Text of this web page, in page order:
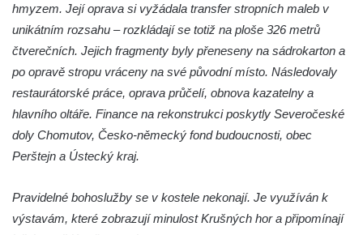
Křížová cesta Římov – XVI. kaple – U
Herodesa
Křížová cesta Římov – XV. kaple – Malý
Pilát
Křížová cesta Římov – XIV. kaple – U
Kaifáše (U Děvečky)
Křížová cesta Římov – XIII. kaple – U
Annáše (U Kaifáše)
Křížová cesta Římov – XII. kaple – Vodní
brána
hmyzem. Její oprava si vyžádala transfer stropních maleb v
unikátním rozsahu – rozkládají se totiž na ploše 326 metrů
čtverečních. Jejich fragmenty byly přeneseny na sádrokarton a
po opravě stropu vráceny na své původní místo. Následovaly
restaurátorské práce, oprava průčelí, obnova kazatelny a
hlavního oltáře. Finance na rekonstrukci poskytly Severočeské
doly Chomutov, Česko-německý fond budoucnosti, obec
Perštejn a Ústecký kraj.
Pravidelné bohoslužby se v kostele nekonají. Je využíván k
výstavám, které zobrazují minulost Krušných hor a připomínají